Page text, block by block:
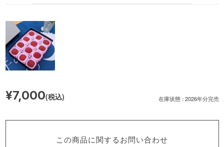
在庫状態 : 2026年分完売
¥7,000(税込)
この商品に関するお問い合わせ